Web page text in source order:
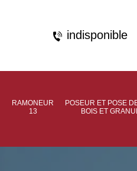
indisponible
RAMONEUR
13
POSEUR ET POSE
BOIS ET